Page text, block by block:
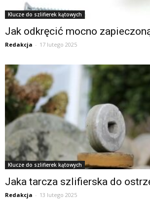
Klucze do szlifierek kątowych
Jak odkręcić mocno
Redakcja - 17 lutego 2025
Klucze do szlifierek kątowych
Jaka tarcza szlifierska do
Redakcja - 13 lutego 2025